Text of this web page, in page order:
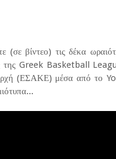
(σε βίντεο) τις δέκα
της Greek Basketball
(ΕΣΑΚΕ) μέσα από το